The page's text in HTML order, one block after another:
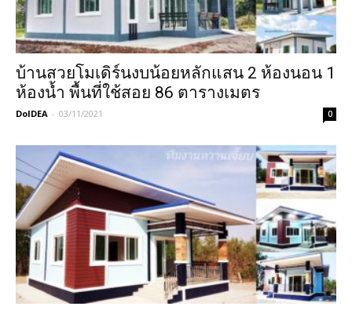
บ้านสวยโมเดิร์นงบน้อยหลักแสน 2 ห้องนอน 1
ห้องน้ำ พื้นที่ใช้สอย 86 ตารางเมตร
DoIDEA - 03/11/2021 0